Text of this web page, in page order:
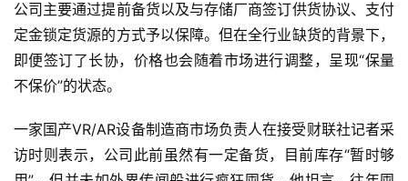
公司主要通过提前备货以及与存储厂商签订供货协议、支付
定金锁定货源的方式予以保障。但在全行业缺货的背景下，
即便签订了长协，价格也会随着市场进行调整，呈现“保量
不保价”的状态。
一家国产VR/AR设备制造商市场负责人在接受财联社记者采
访时则表示，公司此前虽然有一定备货，目前库存“暂时够